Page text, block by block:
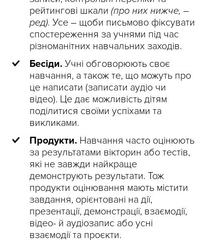
рейтингові шкали (про них нижче, –
ред). Усе – щоби письмово фіксувати
спостереження за учнями під час
різноманітних навчальних заходів.
Бесіди. Учні обговорюють своє
навчання, а також те, що можуть про
це написати (записати аудіо чи
відео). Це дає можливість дітям
поділитися своїми успіхами та
викликами.
Продукти. Навчання часто оцінюють
за результатами вікторин або тестів,
які не завжди найкраще
демонструють результати. Тож
продукти оцінювання мають містити
завдання, орієнтовані на дії,
презентації, демонстрації, взаємодії,
відео- й аудіозапис або усні
взаємодії та проєкти.